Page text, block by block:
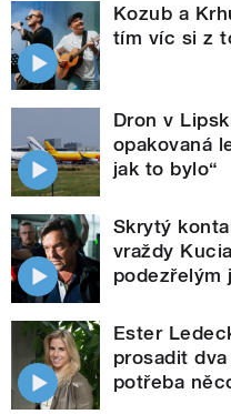
Kozub a
tím víc si z
Dron v
opakovaná
jak to bylo“
Skrytý
vraždy
podezřelým
Ester
prosadit
potřeba